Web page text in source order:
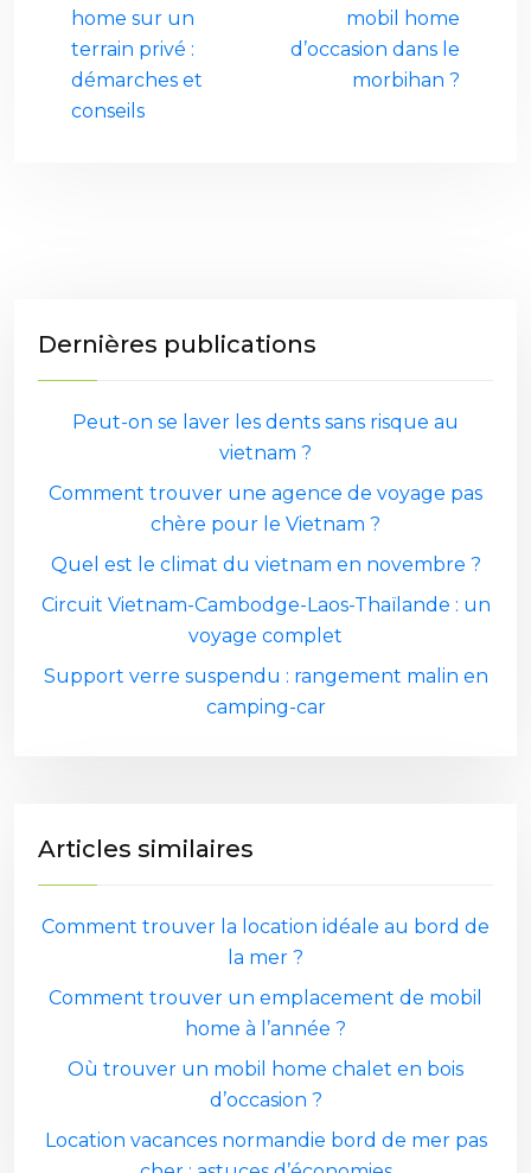
home sur un
terrain privé :
démarches et
conseils
mobil home
d’occasion dans le
morbihan ?
Dernières publications
Peut-on se laver les dents sans risque au
vietnam ?
Comment trouver une agence de voyage pas
chère pour le Vietnam ?
Quel est le climat du vietnam en novembre ?
Circuit Vietnam-Cambodge-Laos-Thaïlande : un
voyage complet
Support verre suspendu : rangement malin en
camping-car
Articles similaires
Comment trouver la location idéale au bord de
la mer ?
Comment trouver un emplacement de mobil
home à l’année ?
Où trouver un mobil home chalet en bois
d’occasion ?
Location vacances normandie bord de mer pas